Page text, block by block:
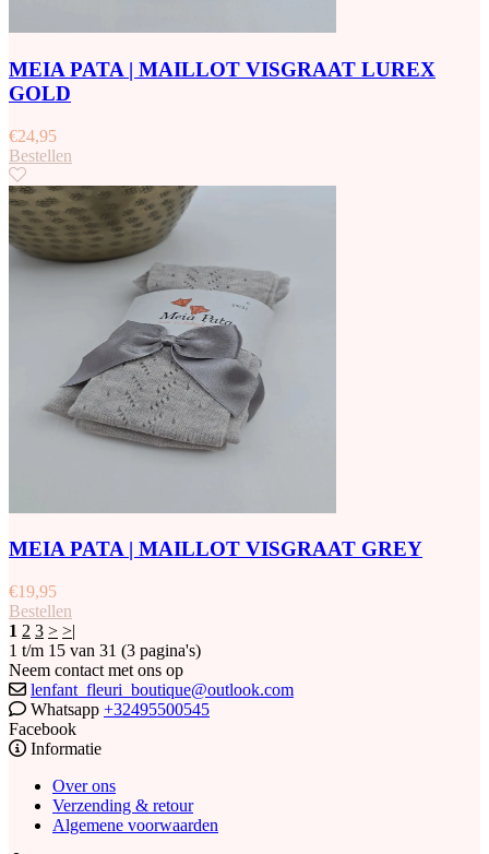
MEIA PATA | MAILLOT VISGRAAT LUREX
GOLD
€24,95
Bestellen
MEIA PATA | MAILLOT VISGRAAT GREY
€19,95
Bestellen
1 2 3 > >|
1 t/m 15 van 31 (3 pagina's)
Neem contact met ons op
lenfant_fleuri_boutique@outlook.com
Whatsapp +32495500545
Facebook
Informatie
Over ons
Verzending & retour
Algemene voorwaarden